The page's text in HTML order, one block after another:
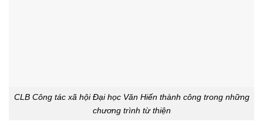
CLB Công tác xã hội Đại học Văn Hiến thành công trong những
chương trình từ thiện